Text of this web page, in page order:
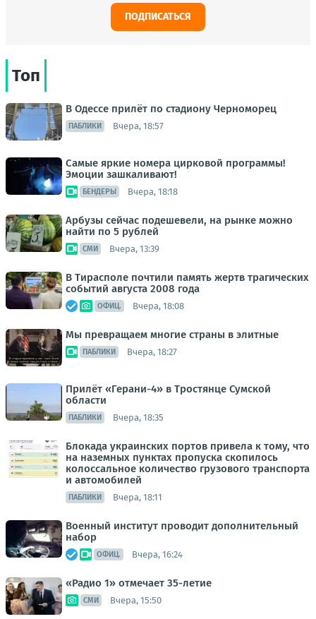
ПОДПИСАТЬСЯ
Топ
В Одессе прилёт по стадиону Черноморец
ПАБЛИКИ Вчера, 18:57
Самые яркие номера цирковой программы!
Эмоции зашкаливают!
БЕНДЕРЫ Вчера, 18:18
Арбузы сейчас подешевели, на рынке можно
найти по 5 рублей
СМИ Вчера, 13:39
В Тирасполе почтили память жертв трагических
событий августа 2008 года
ОФИЦ. Вчера, 18:08
Мы превращаем многие страны в элитные
ПАБЛИКИ Вчера, 18:27
Прилёт «Герани-4» в Тростянце Сумской
области
ПАБЛИКИ Вчера, 18:35
Блокада украинских портов привела к тому, что
на наземных пунктах пропуска скопилось
колоссальное количество грузового транспорта
и автомобилей
ПАБЛИКИ Вчера, 18:11
Военный институт проводит дополнительный
набор
ОФИЦ. Вчера, 16:24
«Радио 1» отмечает 35-летие
СМИ Вчера, 15:50